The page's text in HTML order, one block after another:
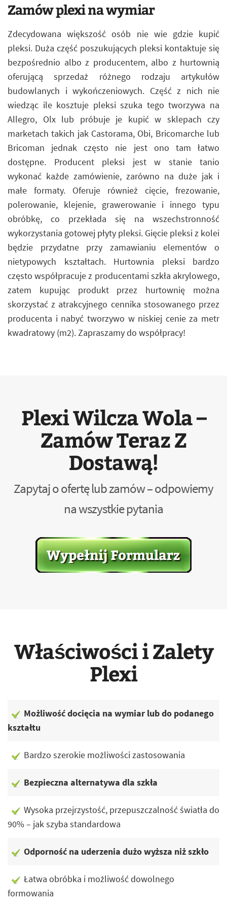
Zamów plexi na wymiar
Zdecydowana większość osób nie wie gdzie kupić
pleksi. Duża część poszukujących pleksi kontaktuje się
bezpośrednio albo z producentem, albo z hurtownią
oferującą sprzedaż różnego rodzaju artykułów
budowlanych i wykończeniowych. Część z nich nie
wiedząc ile kosztuje pleksi szuka tego tworzywa na
Allegro, Olx lub próbuje je kupić w sklepach czy
marketach takich jak Castorama, Obi, Bricomarche lub
Bricoman jednak często nie jest ono tam łatwo
dostępne. Producent pleksi jest w stanie tanio
wykonać każde zamówienie, zarówno na duże jak i
małe formaty. Oferuje również cięcie, frezowanie,
polerowanie, klejenie, grawerowanie i innego typu
obróbkę, co przekłada się na wszechstronność
wykorzystania gotowej płyty pleksi. Gięcie pleksi z kolei
będzie przydatne przy zamawianiu elementów o
nietypowych kształtach. Hurtownia pleksi bardzo
często współpracuje z producentami szkła akrylowego,
zatem kupując produkt przez hurtownię można
skorzystać z atrakcyjnego cennika stosowanego przez
producenta i nabyć tworzywo w niskiej cenie za metr
kwadratowy (m2). Zapraszamy do współpracy!
Plexi Wilcza Wola –
Zamów Teraz Z
Dostawą!
Zapytaj o ofertę lub zamów – odpowiemy
na wszystkie pytania
Właściwości i Zalety
Plexi
Możliwość docięcia na wymiar lub do podanego
kształtu
Bardzo szerokie możliwości zastosowania
Bezpieczna alternatywa dla szkła
Wysoka przejrzystość, przepuszczalność światła do
90% – jak szyba standardowa
Odporność na uderzenia dużo wyższa niż szkło
Łatwa obróbka i możliwość dowolnego
formowania